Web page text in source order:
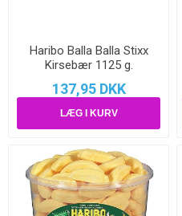
Haribo Balla Balla Stixx
Kirsebær 1125 g.
137,95 DKK